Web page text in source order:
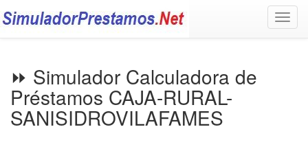
⏩ Simulador Calculadora de
Préstamos CAJA-RURAL-
SANISIDROVILAFAMES